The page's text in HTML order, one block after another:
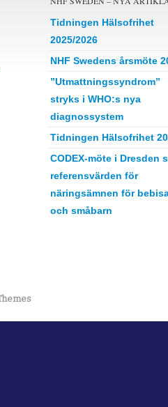
Tidningen Hälsofrihet
2025/2026
NHF Swedens årsmöte
”Utmattningssyndrom”
stryks i WHO:s nya
diagnossystem
Tidningen Hälsofrihet
CODEX-möte i Dresden
referensvärden för
näringsämnen för
och småbarn